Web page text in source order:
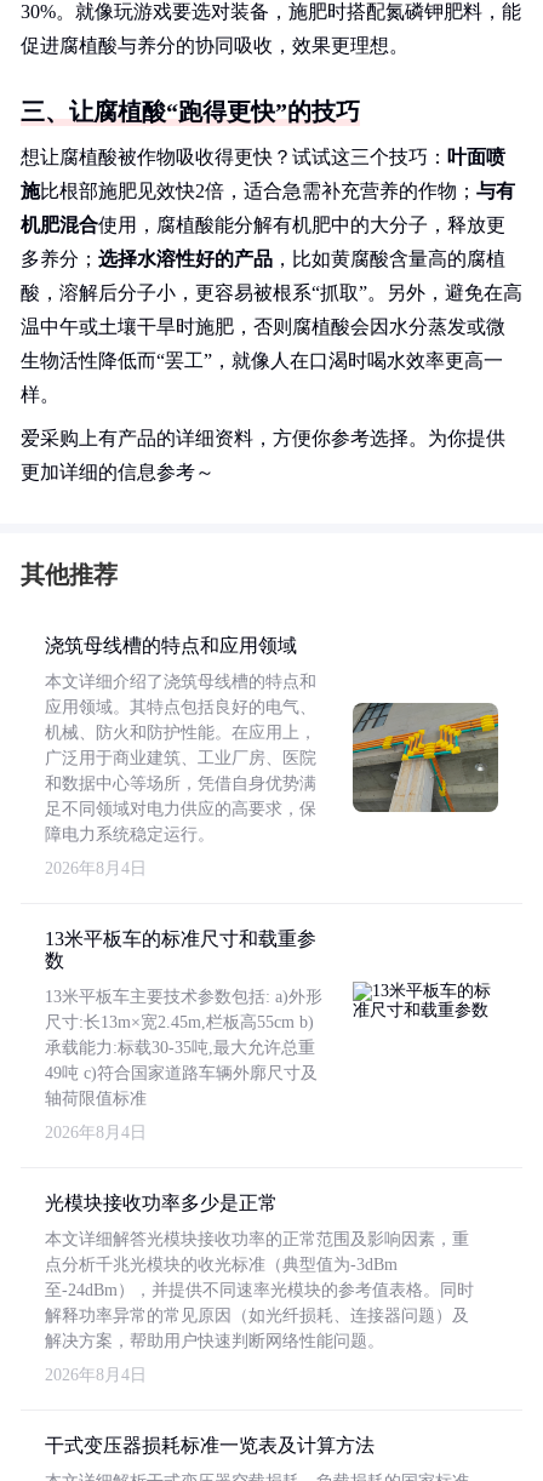
30%。就像玩游戏要选对装备，施肥时搭配氮磷钾肥料，能
促进腐植酸与养分的协同吸收，效果更理想。
三、让腐植酸“跑得更快”的技巧
想让腐植酸被作物吸收得更快？试试这三个技巧： 叶面喷
施比根部施肥见效快2倍，适合急需补充营养的作物； 与有
机肥混合使用，腐植酸能分解有机肥中的大分子，释放更
多养分； 选择水溶性好的产品 ，比如黄腐酸含量高的腐植
酸，溶解后分子小，更容易被根系“抓取”。另外，避免在高
温中午或土壤干旱时施肥，否则腐植酸会因水分蒸发或微
生物活性降低而“罢工”，就像人在口渴时喝水效率更高一
样。
爱采购上有产品的详细资料，方便你参考选择。为你提供
更加详细的信息参考～
其他推荐
浇筑母线槽的特点和应用领域
本文详细介绍了浇筑母线槽的特点和
应用领域。其特点包括良好的电气、
机械、防火和防护性能。在应用上，
广泛用于商业建筑、工业厂房、医院
和数据中心等场所，凭借自身优势满
足不同领域对电力供应的高要求，保
障电力系统稳定运行。
2026年8月4日
13米平板车的标准尺寸和载重参
数
13米平板车主要技术参数包括: a)外形
尺寸:长13m×宽2.45m,栏板高55cm b)
承载能力:标载30-35吨,最大允许总重
49吨 c)符合国家道路车辆外廓尺寸及
轴荷限值标准
2026年8月4日
光模块接收功率多少是正常
本文详细解答光模块接收功率的正常范围及影响因素，重
点分析千兆光模块的收光标准（典型值为-3dBm
至-24dBm），并提供不同速率光模块的参考值表格。同时
解释功率异常的常见原因（如光纤损耗、连接器问题）及
解决方案，帮助用户快速判断网络性能问题。
2026年8月4日
干式变压器损耗标准一览表及计算方法